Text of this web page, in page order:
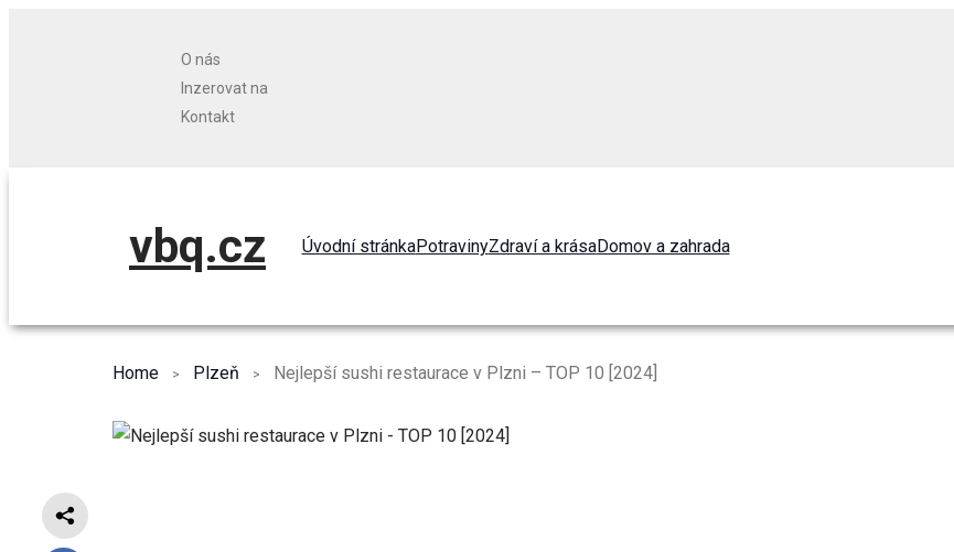
O nás
Inzerovat na
Kontakt
vbq.cz Úvodní stránkaPotravinyZdraví a krásaDomov a zahrada
Home Plzeň Nejlepší sushi restaurace v Plzni – TOP 10 [2024]